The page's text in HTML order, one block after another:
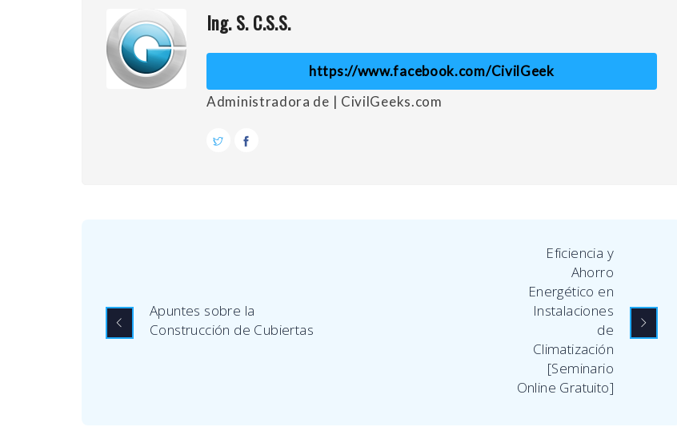
Ing. S. C.S.S.
https://www.facebook.com/CivilGeek
Administradora de | CivilGeeks.com
Apuntes sobre la
Construcción de Cubiertas
Eficiencia y
Ahorro
Energético en
Instalaciones
de
Climatización
[Seminario
Online Gratuito]